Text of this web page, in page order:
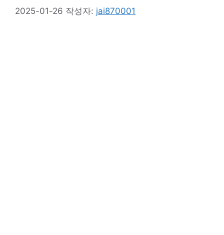
2025-01-26 작성자: jai870001